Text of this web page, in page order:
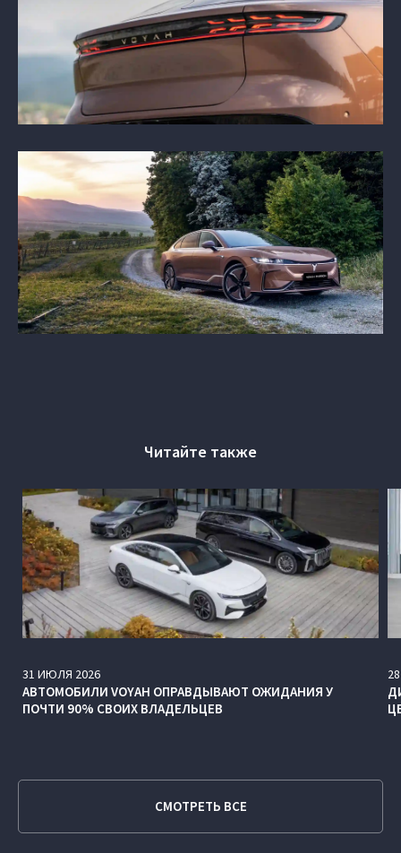
Читайте также
31 ИЮЛЯ 2026
АВТОМОБИЛИ VOYAH ОПРАВДЫВАЮТ ОЖИДАНИЯ У
ПОЧТИ 90% СВОИХ ВЛАДЕЛЬЦЕВ
28
СМОТРЕТЬ ВСЕ